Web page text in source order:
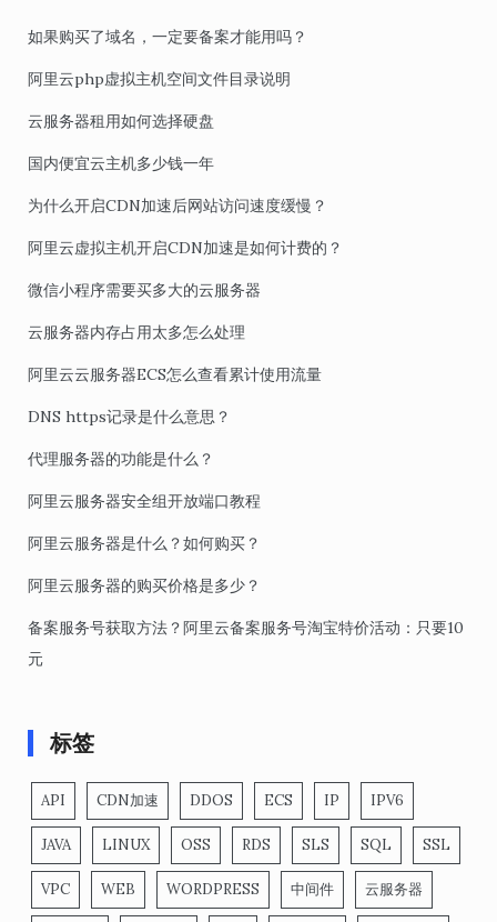
如果购买了域名，一定要备案才能用吗？
阿里云php虚拟主机空间文件目录说明
云服务器租用如何选择硬盘
国内便宜云主机多少钱一年
为什么开启CDN加速后网站访问速度缓慢？
阿里云虚拟主机开启CDN加速是如何计费的？
微信小程序需要买多大的云服务器
云服务器内存占用太多怎么处理
阿里云云服务器ECS怎么查看累计使用流量
DNS https记录是什么意思？
代理服务器的功能是什么？
阿里云服务器安全组开放端口教程
阿里云服务器是什么？如何购买？
阿里云服务器的购买价格是多少？
备案服务号获取方法？阿里云备案服务号淘宝特价活动：只要10
元
标签
API CDN加速 DDOS ECS IP IPV6
JAVA LINUX OSS RDS SLS SQL SSL
VPC WEB WORDPRESS 中间件 云服务器